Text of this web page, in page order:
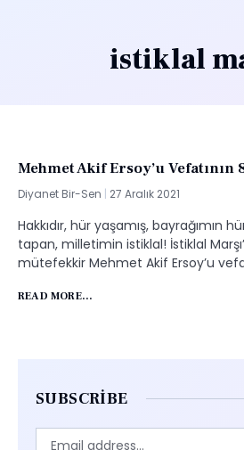
istiklal
Mehmet Akif Ersoy’u Vefatının
Diyanet Bir-Sen 27 Aralık 2021
Hakkıdır, hür yaşamış, bayrağımın
tapan, milletimin istiklal! İstiklal
mütefekkir Mehmet Akif Ersoy’u
READ MORE...
SUBSCRIBE